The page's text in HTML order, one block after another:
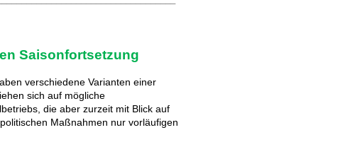
Saisonfortsetzung
verschiedene Varianten einer
sich auf mögliche
die aber zurzeit mit Blick auf
Maßnahmen nur vorläufigen